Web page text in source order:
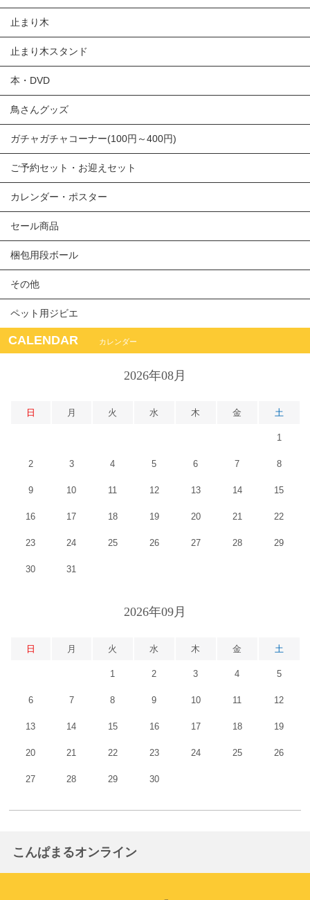
止まり木
止まり木スタンド
本・DVD
鳥さんグッズ
ガチャガチャコーナー(100円～400円)
ご予約セット・お迎えセット
カレンダー・ポスター
セール商品
梱包用段ボール
その他
ペット用ジビエ
CALENDAR カレンダー
2026年08月
日 月 火 水 木 金 土
1
2 3 4 5 6 7 8
9 10 11 12 13 14 15
16 17 18 19 20 21 22
23 24 25 26 27 28 29
30 31
2026年09月
日 月 火 水 木 金 土
1 2 3 4 5
6 7 8 9 10 11 12
13 14 15 16 17 18 19
20 21 22 23 24 25 26
27 28 29 30
こんぱまるオンライン